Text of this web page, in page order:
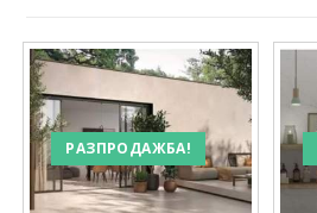
Производител
РАЗПРОДАЖБА!